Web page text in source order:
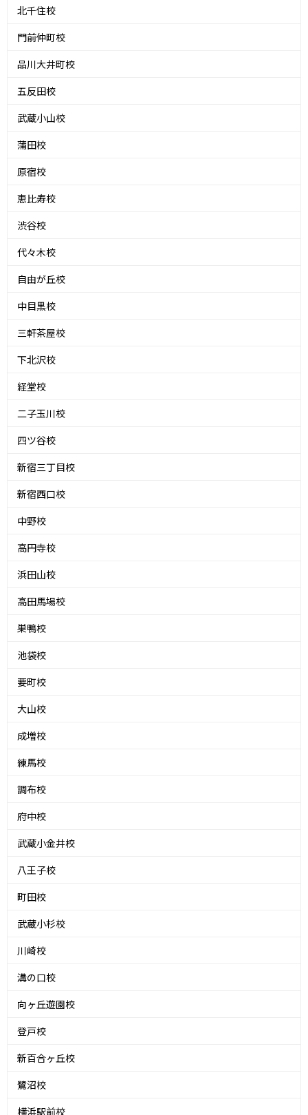
北千住校
門前仲町校
品川大井町校
五反田校
武蔵小山校
蒲田校
原宿校
恵比寿校
渋谷校
代々木校
自由が丘校
中目黒校
三軒茶屋校
下北沢校
経堂校
二子玉川校
四ツ谷校
新宿三丁目校
新宿西口校
中野校
高円寺校
浜田山校
高田馬場校
巣鴨校
池袋校
要町校
大山校
成増校
練馬校
調布校
府中校
武蔵小金井校
八王子校
町田校
武蔵小杉校
川崎校
溝の口校
向ヶ丘遊園校
登戸校
新百合ヶ丘校
鷺沼校
横浜駅前校